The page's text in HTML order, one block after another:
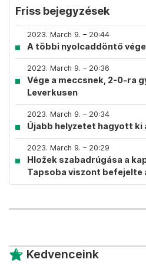
Friss bejegyzések
2023. March 9. – 20:44
A többi nyolcaddöntő
2023. March 9. – 20:36
Vége a meccsnek, 2-0-ra
Leverkusen
2023. March 9. – 20:34
Újabb helyzetet hagyott ki
2023. March 9. – 20:29
Hložek szabadrúgása a
Tapsoba viszont befejelte
Kedvenceink